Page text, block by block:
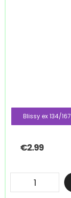
Blissy ex 134/
€2.99